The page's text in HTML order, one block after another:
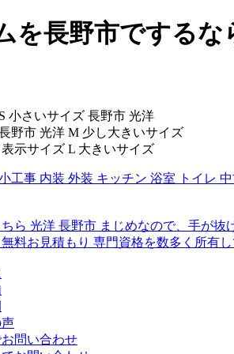
を長野市でする